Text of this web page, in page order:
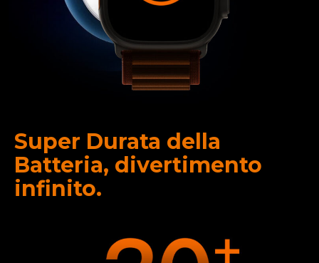
Super Durata della
Batteria, divertimento
infinito.